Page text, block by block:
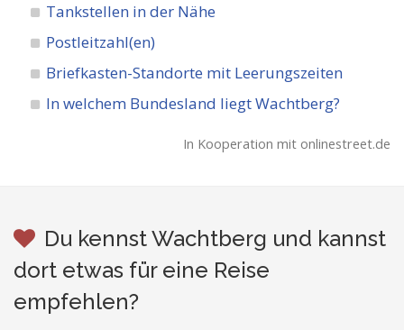
Tankstellen in der Nähe
Postleitzahl(en)
Briefkasten-Standorte mit Leerungszeiten
In welchem Bundesland liegt Wachtberg?
In Kooperation mit onlinestreet.de
Du kennst Wachtberg und kannst
dort etwas für eine Reise
empfehlen?